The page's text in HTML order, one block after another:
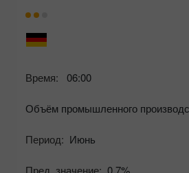
Время: 06:00
Объём промышленного
Период: Июнь
Пред. значение: 0.7%